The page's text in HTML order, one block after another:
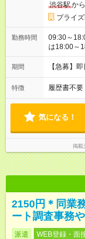
渋谷駅か
プライ
勤務時間
09:30～
は18:00～
期間 【急募】
特徴 履歴書不要
気になる！
掲載
2150円＊同業
ート調査事務
派遣 WEB登録・面